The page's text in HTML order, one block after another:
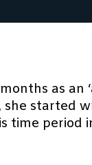
as
she started
time period